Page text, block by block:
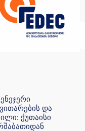
და
ქუთაისი